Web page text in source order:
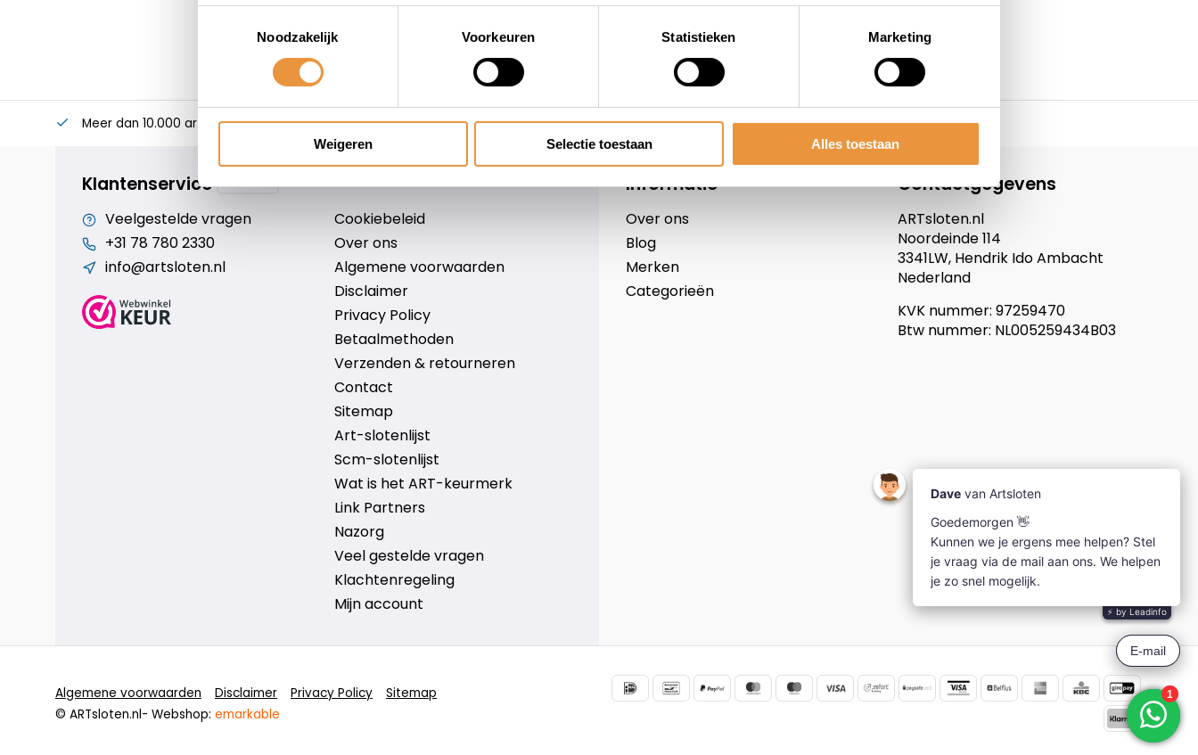
Noodzakelijk
Voorkeuren Statistieken Marketing
Weigeren Selectie toestaan Alles toestaan
Meer dan 10.000 artikelen Alles voor uw tweewieler Snelle levering Niet goed = geld terug
Klantenservice
Veelgestelde vragen
+31 78 780 2330
info@artsloten.nl
Cookiebeleid
Over ons
Algemene voorwaarden
Disclaimer
Privacy Policy
Betaalmethoden
Verzenden & retourneren
Contact
Sitemap
Art-slotenlijst
Scm-slotenlijst
Wat is het ART-keurmerk
Link Partners
Nazorg
Veel gestelde vragen
Klachtenregeling
Mijn account
Informatie
Over ons
Blog
Merken
Categorieën
Contactgegevens
ARTsloten.nl
Noordeinde 114
3341LW, Hendrik Ido Ambacht
Nederland
KVK nummer: 97259470
Btw nummer: NL005259434B03
Algemene voorwaarden Disclaimer Privacy Policy
Sitemap
© ARTsloten.nl- Webshop: emarkable